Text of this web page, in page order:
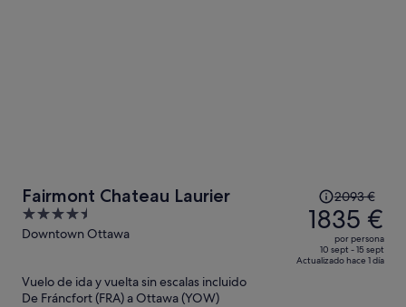
Fairmont Chateau Laurier
4.5
out
Downtown Ottawa
precio
era
de
2093 €,
2093 €
1835 €
por persona
10 sept - 15 sept
Actualizado hace 1 día
Vuelo de ida y vuelta sin escalas incluido
De Fráncfort (FRA) a Ottawa (YOW)